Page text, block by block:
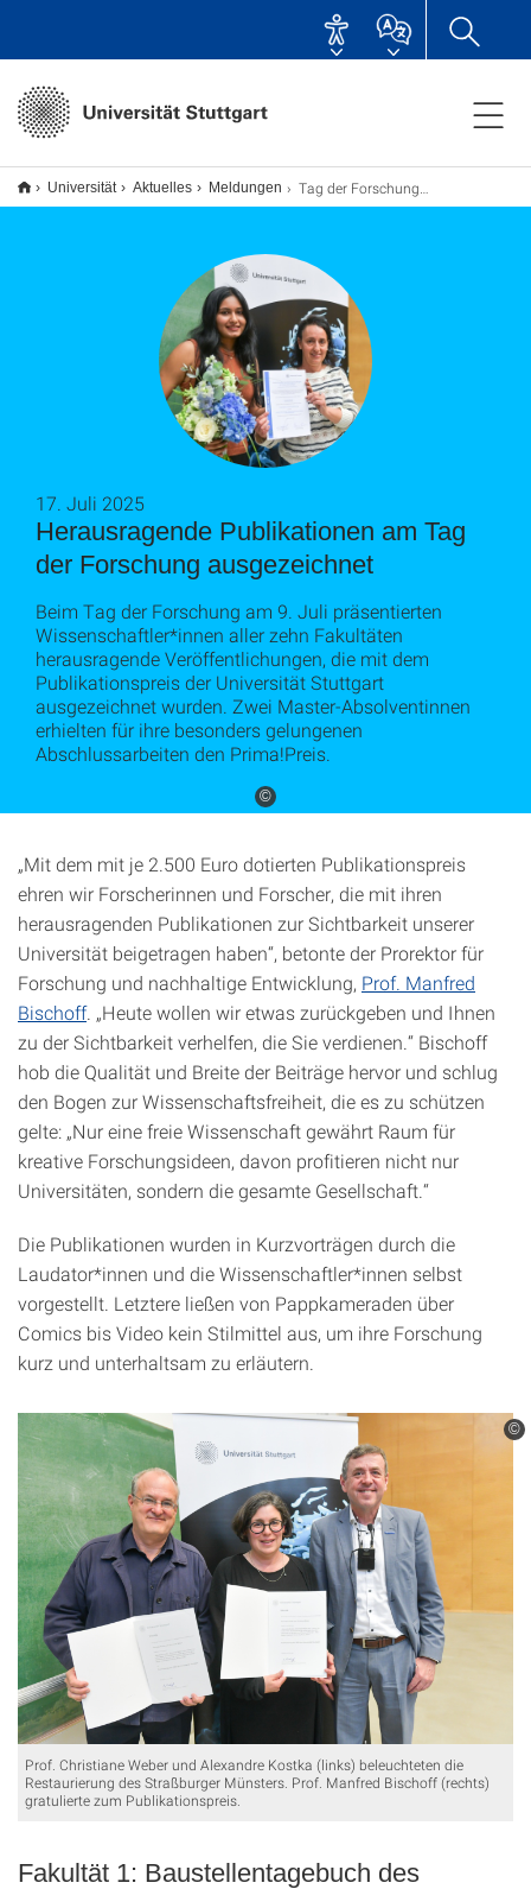
Universität Aktuelles Meldungen Tag der Forschung 2025
©
Herausragende Publikationen am Tag
der Forschung ausgezeichnet
17. Juli 2025
Beim Tag der Forschung am 9. Juli präsentierten
Wissenschaftler*innen aller zehn Fakultäten
herausragende Veröffentlichungen, die mit dem
Publikationspreis der Universität Stuttgart
ausgezeichnet wurden. Zwei Master-Absolventinnen
erhielten für ihre besonders gelungenen
Abschlussarbeiten den Prima!Preis.
„Mit dem mit je 2.500 Euro dotierten Publikationspreis
ehren wir Forscherinnen und Forscher, die mit ihren
herausragenden Publikationen zur Sichtbarkeit unserer
Universität beigetragen haben“, betonte der Prorektor für
Forschung und nachhaltige Entwicklung, Prof. Manfred
Bischoff. „Heute wollen wir etwas zurückgeben und Ihnen
zu der Sichtbarkeit verhelfen, die Sie verdienen.“ Bischoff
hob die Qualität und Breite der Beiträge hervor und schlug
den Bogen zur Wissenschaftsfreiheit, die es zu schützen
gelte: „Nur eine freie Wissenschaft gewährt Raum für
kreative Forschungsideen, davon profitieren nicht nur
Universitäten, sondern die gesamte Gesellschaft.“
Die Publikationen wurden in Kurzvorträgen durch die
Laudator*innen und die Wissenschaftler*innen selbst
vorgestellt. Letztere ließen von Pappkameraden über
Comics bis Video kein Stilmittel aus, um ihre Forschung
kurz und unterhaltsam zu erläutern.
©
Prof. Christiane Weber und Alexandre Kostka (links) beleuchteten die
Restaurierung des Straßburger Münsters. Prof. Manfred Bischoff (rechts)
gratulierte zum Publikationspreis.
Fakultät 1: Baustellentagebuch des